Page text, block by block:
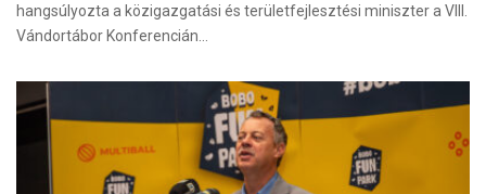
hangsúlyozta a közigazgatási és területfejlesztési miniszter a VIII.
Vándortábor Konferencián…